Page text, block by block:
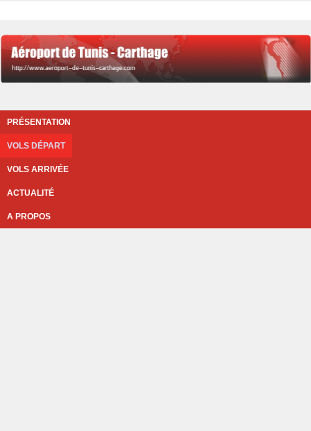
PRÉSENTATION
VOLS DÉPART
VOLS ARRIVÉE
ACTUALITÉ
A PROPOS